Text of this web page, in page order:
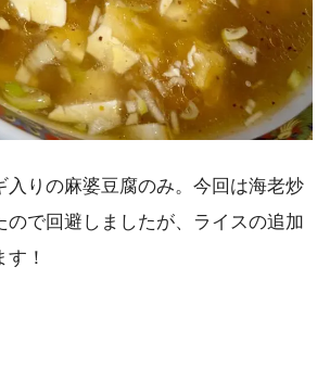
入りの麻婆豆腐のみ。今回は海老炒
ので回避しましたが、ライスの追加
！